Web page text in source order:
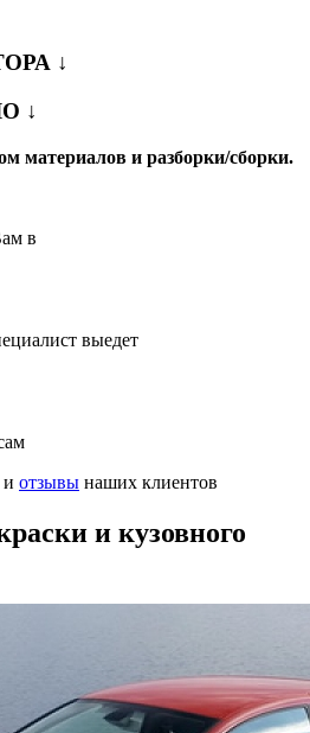
↓
↓
материалов и разборки/сборки.
в
выедет
и отзывы наших клиентов
и кузовного